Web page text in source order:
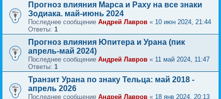
Прогноз влияния Марса и Раху на все знаки
Зодиака. май-июнь 2024
Последнее сообщение Андрей Лавров « 10 июн 2024, 21:44
Ответы: 1
Прогноз влияния Юпитера и Урана (пик
апрель-май 2024)
Последнее сообщение Андрей Лавров « 11 май 2024, 11:47
Ответы: 1
Транзит Урана по знаку Тельца: май 2018 -
апрель 2026
Последнее сообщение Андрей Лавров « 18 янв 2024, 20:13